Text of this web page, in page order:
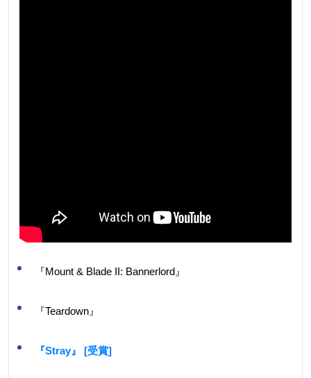
『Mount & Blade II: Bannerlord』
『Teardown』
『Stray』 [受賞]